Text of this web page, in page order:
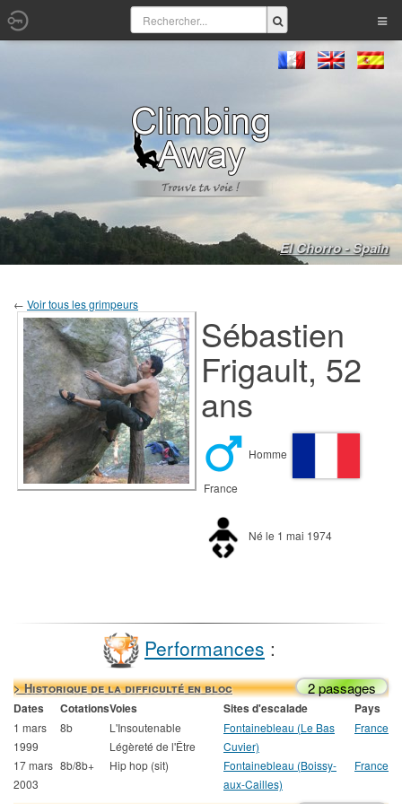
El Chorro - Spain
← Voir tous les grimpeurs
Sébastien
Frigault, 52
ans
Homme
France
Né le 1 mai 1974
Performances :
> Historique de la difficulté en bloc 2 passages
Dates CotationsVoies Sites d'escalade Pays
1 mars
1999
8b
L'Insoutenable
Légèreté de l'Être
Fontainebleau (Le Bas
Cuvier)
France
17 mars
2003
8b/8b+ Hip hop (sit)
Fontainebleau (Boissy-
aux-Cailles)
France